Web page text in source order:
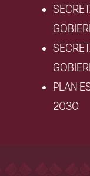
PLAN
2030